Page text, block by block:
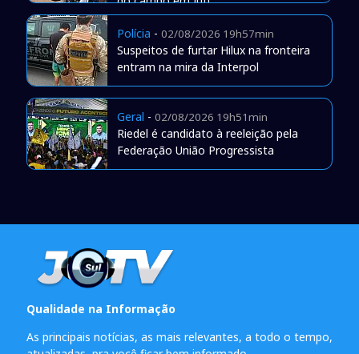
Polícia - 02/08/2026 19h57min
Suspeitos de furtar Hilux na fronteira
entram na mira da Interpol
Geral - 02/08/2026 19h51min
Riedel é candidato à reeleição pela
Federação União Progressista
Qualidade na Informação
As principais notícias, as mais relevantes, a todo o tempo,